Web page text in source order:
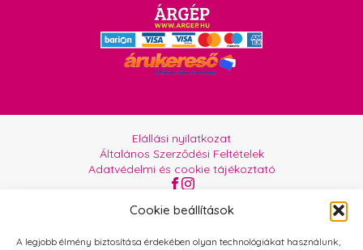
Cookie beállítások
A legjobb élmény biztosítása érdekében olyan technológiákat használunk,
Elállási nyilatkozat
Általános Szerződési Feltételek
Adatvédelmi és cookie tájékoztató